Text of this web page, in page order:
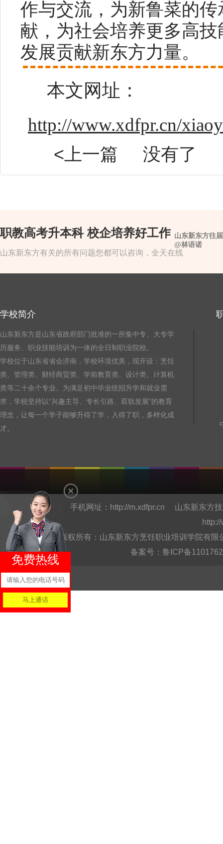
作与交流，为新鲁菜的
献，为社会培养更多高
发展贡献新东方力量。
本文网址：
http://www.xdfpr.cn/
<上一篇 没有了
职教高考升本科 校企培养好工作
山东新东方有关的所有问题您都可以咨询，全天在线
山东新东方往
@林语诺
学校简介
山东新东方是山东省政府部门批准的一所集中专、大专学
历服务、职业技能培训为一体的全日制职业院校。
学校位于山东省省会济南，学校环境优美，现开设：烹饪
类、管理类、财经商贸类、学前教育类、设计类、计算机
类等二十余个专业。为满足初中毕业统招升学和就业需
求，学校坚持以“兴趣主导、专长引路、双轨发展”的教育
理念，让每一个学子能够升得了学，入得了职，多样化成
才。
手机网址： http://m.xdfpr.cn 山东新东方技
版权所有：山东新东方烹饪职业培训学院有
备案号： 鲁ICP备
免费热线